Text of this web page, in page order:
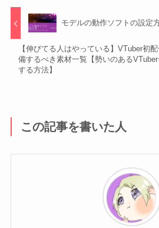
モデルの動作ソフトの設定
【伸びてる人はやっている】VTuber初
備するべき素材一覧【勢いのある
する方法】
この記事を書いた人